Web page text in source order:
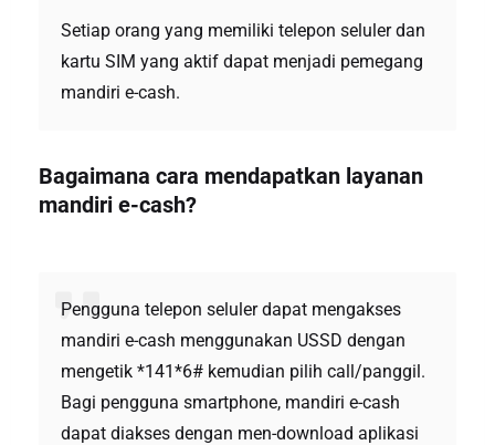
Setiap orang yang memiliki telepon seluler dan
kartu SIM yang aktif dapat menjadi pemegang
mandiri e-cash.
Bagaimana cara mendapatkan layanan
mandiri e-cash?
Pengguna telepon seluler dapat mengakses
mandiri e-cash menggunakan USSD dengan
mengetik *141*6# kemudian pilih call/panggil.
Bagi pengguna smartphone, mandiri e-cash
dapat diakses dengan men-download aplikasi